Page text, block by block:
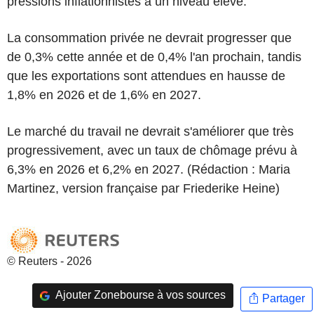
La consommation privée ne devrait progresser que
de 0,3% cette année et de 0,4% l'an prochain, tandis
que les exportations sont attendues en hausse de
1,8% en 2026 et de 1,6% en 2027.
Le marché du travail ne devrait s'améliorer que très
progressivement, avec un taux de chômage prévu à
6,3% en 2026 et 6,2% en 2027. (Rédaction : Maria
Martinez, version française par Friederike Heine)
© Reuters - 2026
Ajouter Zonebourse à vos sources Partager